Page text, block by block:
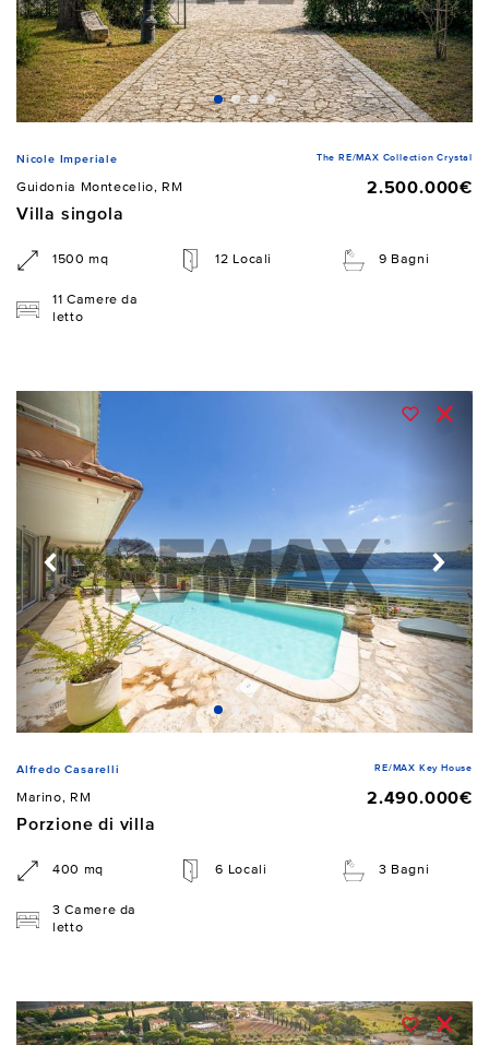
Nicole Imperiale The RE/MAX Collection Crystal
Guidonia Montecelio, RM
2.500.000€
Villa singola
1500 mq 12 Locali 9 Bagni
11 Camere da
letto
Alfredo Casarelli RE/MAX Key House
Marino, RM
2.490.000€
Porzione di villa
400 mq 6 Locali 3 Bagni
3 Camere da
letto